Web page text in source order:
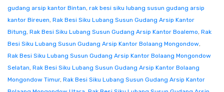
gudang arsip kantor Bintan, rak besi siku lubang susun gudang arsip
kantor Bireuen, Rak Besi Siku Lubang Susun Gudang Arsip Kantor
Bitung, Rak Besi Siku Lubang Susun Gudang Arsip Kantor Boalemo, Rak
Besi Siku Lubang Susun Gudang Arsip Kantor Bolaang Mongondow,
Rak Besi Siku Lubang Susun Gudang Arsip Kantor Bolaang Mongondow
Selatan, Rak Besi Siku Lubang Susun Gudang Arsip Kantor Bolaang
Mongondow Timur, Rak Besi Siku Lubang Susun Gudang Arsip Kantor